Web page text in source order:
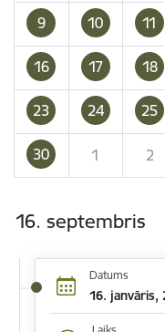
9 10 11
16 17 18
23 24 25
30 1 2
16. septembris
Datums
16. janvāris,